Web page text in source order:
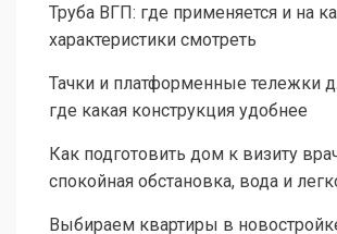
Труба ВГП: где применяется и на
характеристики смотреть
Тачки и платформенные тележки
где какая конструкция удобнее
Как подготовить дом к визиту
спокойная обстановка, вода и
Выбираем квартиры в